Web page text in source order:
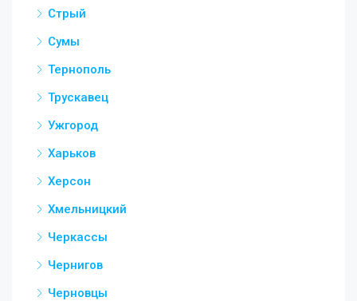
Стрый
Сумы
Тернополь
Трускавец
Ужгород
Харьков
Херсон
Хмельницкий
Черкассы
Чернигов
Черновцы